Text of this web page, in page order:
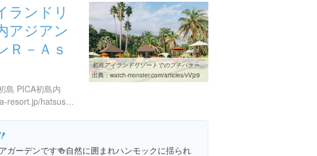
ランドリ
アジアン
Ｒ－Ａｓ
島 PICA初島内
http://www.pica-resort.jp/hatsushima/special/rasia.php
初島アイランドリゾートでのプチバケーション 高級腕時計を引っさげ ...
出典：watch-monster.com/articles/vVjz9
ガーデンです🍻自然に囲まれハンモックに揺られ